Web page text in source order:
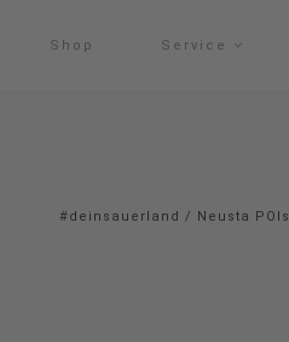
Shop Service
#deinsauerland / Neusta POIs